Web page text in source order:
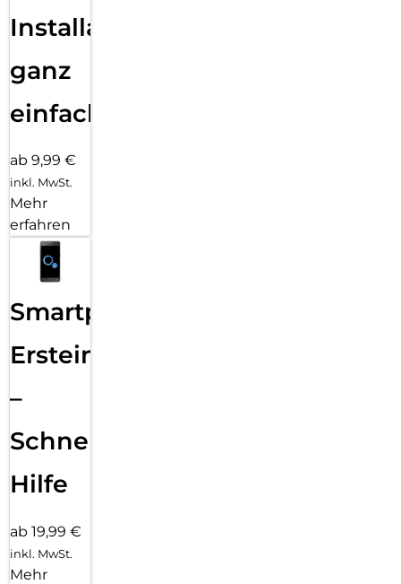
Installation
ganz
einfach
ab 9,99 €
inkl. MwSt.
Mehr
erfahren
Smartphone
Ersteinrichtung
–
Schnelle
Hilfe
ab 19,99 €
inkl. MwSt.
Mehr